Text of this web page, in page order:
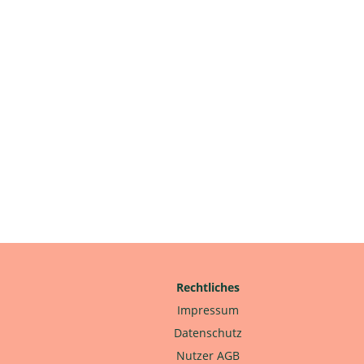
Rechtliches
Impressum
Datenschutz
Nutzer AGB